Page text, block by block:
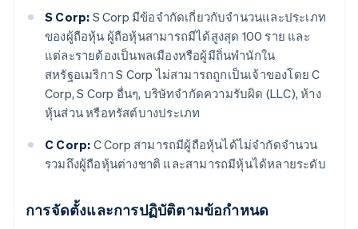
S Corp: S Corp มีข้อจำกัดเกี่ยวกับจำนวนและประเภท
ของผู้ถือหุ้น ผู้ถือหุ้นสามารถมีได้สูงสุด 100 ราย และ
แต่ละรายต้องเป็นพลเมืองหรือผู้มีถิ่นพำนักใน
สหรัฐอเมริกา S Corp ไม่สามารถถูกเป็นเจ้าของโดย C
Corp, S Corp อื่นๆ, บริษัทจำกัดความรับผิด (LLC), ห้าง
หุ้นส่วน หรือทรัสต์บางประเภท
C Corp: C Corp สามารถมีผู้ถือหุ้นได้ไม่จำกัดจำนวน
รวมถึงผู้ถือหุ้นต่างชาติ และสามารถมีหุ้นได้หลายระดับ
การจัดตั้งและการปฏิบัติตามข้อกำหนด